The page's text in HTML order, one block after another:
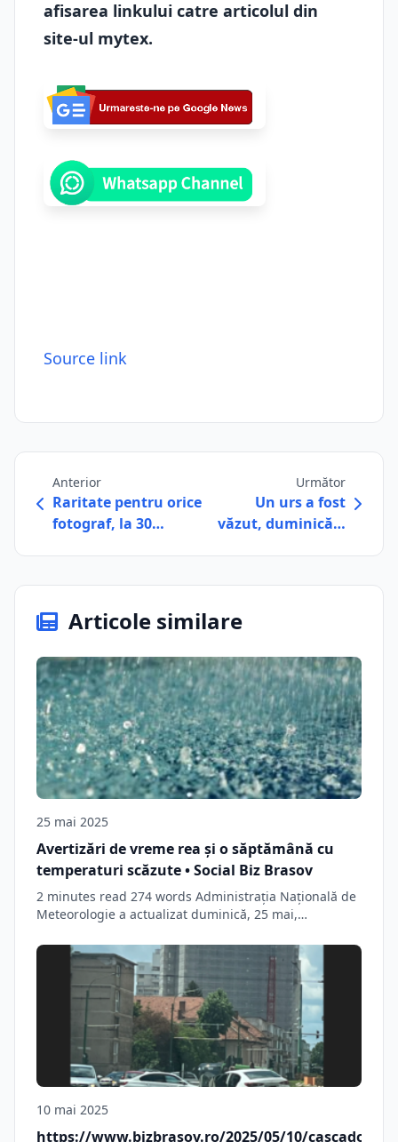
afisarea linkului catre articolul din
site-ul mytex.
Source link
Anterior
Raritate pentru orice
fotograf, la 30…
Următor
Un urs a fost
văzut, duminică…
Articole similare
25 mai 2025
Avertizări de vreme rea și o săptămână cu
temperaturi scăzute • Social Biz Brasov
2 minutes read 274 words Administrația Națională de
Meteorologie a actualizat duminică, 25 mai,
10 mai 2025
https://www.bizbrasov.ro/2025/05/10/cascadorie-